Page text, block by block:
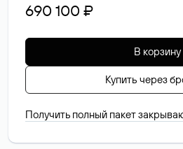
690 100 ₽
В корзину
Купить через
Получить полный пакет